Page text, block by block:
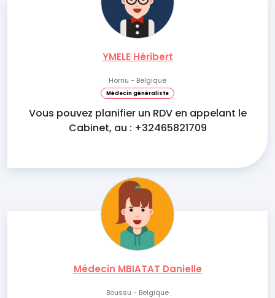
YMELE Héribert
Hornu - Belgique
Médecin généraliste
Vous pouvez planifier un RDV en appelant le
Cabinet, au : +32465821709
Médecin MBIATAT Danielle
Boussu - Belgique